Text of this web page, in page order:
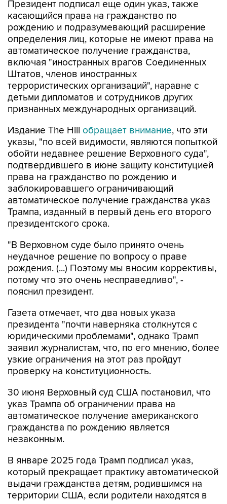
рождению и подразумевающий расширение
определения лиц, которые не имеют права на
автоматическое получение гражданства,
включая "иностранных врагов Соединенных
Штатов, членов иностранных
террористических организаций", наравне с
детьми дипломатов и сотрудников других
признанных международных организаций.
Издание The Hillобращает внимание, что эти
обойти недавнее решение Верховного суда",
подтвердившего в июне защиту конституцией
права на гражданство по рождению и
заблокировавшего ограничивающий
автоматическое получение гражданства указ
Трампа, изданный в первый день его второго
президентского срока.
"В Верховном суде было принято очень
рождения. (...) Поэтому мы вносим коррективы,
потому что это очень несправедливо", -
пояснил президент.
Газета отмечает, что два новых указа
юридическими проблемами", однако Трамп
заявил журналистам, что, по его мнению, более
узкие ограничения на этот раз пройдут
проверку на конституционность.
30 июня Верховный суд США постановил, что
автоматическое получение американского
гражданства по рождению является
незаконным.
В январе 2025 года Трамп подписал указ,
выдачи гражданства детям, родившимся на
территории США, если родители находятся в
стране нелегально или по краткосрочным
визам.